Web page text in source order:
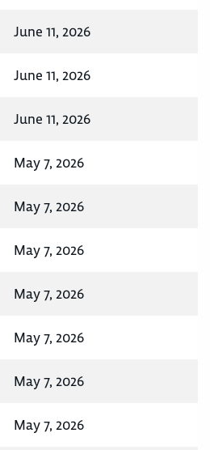
June 11, 2026
June 11, 2026
June 11, 2026
May 7, 2026
May 7, 2026
May 7, 2026
May 7, 2026
May 7, 2026
May 7, 2026
May 7, 2026